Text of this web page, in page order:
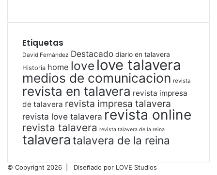
Etiquetas
David Fernández Destacado diario en talavera
Historia home love love talavera
medios de comunicacion revista
revista en talavera revista impresa
de talavera revista impresa talavera
revista love talavera revista online
revista talavera revista talavera de la reina
talaveratalavera de la reina
© Copyright 2026 | Diseñado por LOVE Studios